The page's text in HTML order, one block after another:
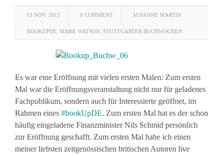
13 NOV. 2015 0 COMMENT SUSANNE MARTIN
BOOKUPDE MARK WATSON STUTTGARTER BUCHWOCHEN
Es war eine Eröffnung mit vielen ersten Malen: Zum ersten
Mal war die Eröffnungsveranstaltung nicht nur für geladenes
Fachpublikum, sondern auch für Interessierte geöffnet, im
Rahmen eines #bookUpDE. Zum ersten Mal hat es der schon
häufig eingeladene Finanzminister Nils Schmid persönlich
zur Eröffnung geschafft. Zum ersten Mal habe ich einen
meiner liebsten zeitgenössischen britischen Autoren live